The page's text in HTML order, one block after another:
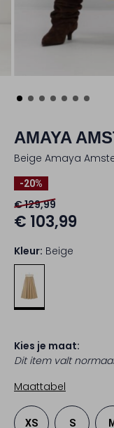
AMAYA
Beige Amaya
-20%
€ 129,99
€ 103,99
Kleur: Beige
Kies je maat:
Dit item valt
Maattabel
XS S M